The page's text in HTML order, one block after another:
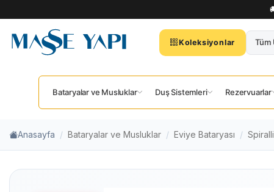
Koleksiyonlar Tüm
Bataryalar ve Musluklar Duş Sistemleri Rezervuarlar
Anasayfa Bataryalar ve Musluklar Eviye Bataryası